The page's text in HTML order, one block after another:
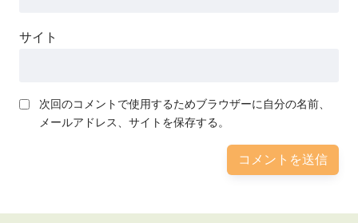
サイト
次回のコメントで使用するためブラウザーに自分の名前、
メールアドレス、サイトを保存する。